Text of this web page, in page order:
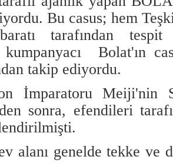
Bu casus; hem
tarafından
Bolat'ın
takip ediyordu.
İmparatoru
sonra, efendileri
alanı genelde tekke ve